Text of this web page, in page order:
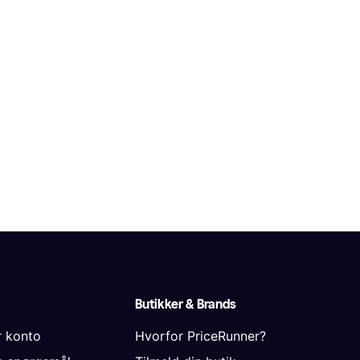
konto
Butikker & Brands
Hvorfor PriceRunner?